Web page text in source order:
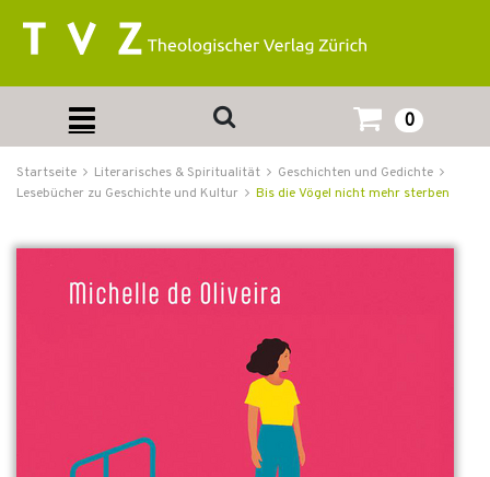
0
Startseite Literarisches & Spiritualität
Geschichten und Gedichte
Lesebücher zu Geschichte und Kultur
Bis die Vögel nicht mehr sterben